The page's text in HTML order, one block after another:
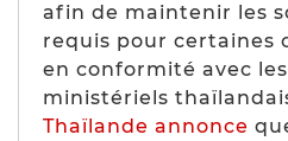
afin de maintenir les
requis pour certaines
en conformité avec
ministériels
Thaïlande annonce